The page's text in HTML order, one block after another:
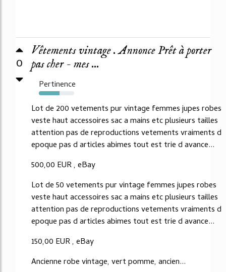
0
Vêtements vintage . Annonce Prêt à porter
pas cher - mes ...
Pertinence
58%
Lot de 200 vetements pur vintage femmes jupes robes
veste haut accessoires sac a mains etc plusieurs tailles
attention pas de reproductions vetements vraiments d
epoque pas d articles abimes tout est trie d avance...
500,00 EUR , eBay
Lot de 50 vetements pur vintage femmes jupes robes
veste haut accessoires sac a mains etc plusieurs tailles
attention pas de reproductions vetements vraiments d
epoque pas d articles abimes tout est trie d avance...
150,00 EUR , eBay
Ancienne robe vintage, vert pomme, ancien...